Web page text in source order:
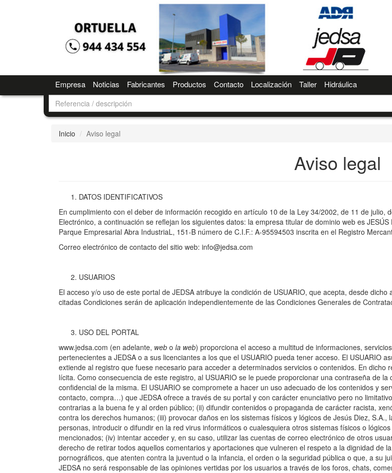
Empresa Noticias Fabricantes Productos Contacto Localización Taller Hidráulica
Inicio Aviso legal
Aviso legal
DATOS IDENTIFICATIVOS
En cumplimiento con el deber de información recogido en artículo 10 de la Ley 34/2002, de 11 de julio,
Electrónico, a continuación se reflejan los siguientes datos: la empresa titular de dominio web es
Parque Empresarial Abra IndustriaL, 151-B número de C.I.F.: A-95594503 inscrita en el Registro
Correo electrónico de contacto del sitio web: info@jedsa.com
USUARIOS
El acceso y/o uso de este portal de JEDSA atribuye la condición de USUARIO, que acepta, desde
citadas Condiciones serán de aplicación independientemente de las Condiciones Generales de
USO DEL PORTAL
www.jedsa.com (en adelante, web o la web) proporciona el acceso a multitud de informaciones,
pertenecientes a JEDSA o a sus licenciantes a los que el USUARIO pueda tener acceso. El USUARIO
extiende al registro que fuese necesario para acceder a determinados servicios o contenidos. En
lícita. Como consecuencia de este registro, al USUARIO se le puede proporcionar una contraseña de
confidencial de la misma. El USUARIO se compromete a hacer un uso adecuado de los contenidos y
contacto, compra…) que JEDSA ofrece a través de su portal y con carácter enunciativo pero no
contrarias a la buena fe y al orden público; (ii) difundir contenidos o propaganda de carácter racista,
contra los derechos humanos; (iii) provocar daños en los sistemas físicos y lógicos de Jesús Diez,
personas, introducir o difundir en la red virus informáticos o cualesquiera otros sistemas físicos o
mencionados; (iv) intentar acceder y, en su caso, utilizar las cuentas de correo electrónico de otros
derecho de retirar todos aquellos comentarios y aportaciones que vulneren el respeto a la dignidad de
pornográficos, que atenten contra la juventud o la infancia, el orden o la seguridad pública o que, a su
JEDSA no será responsable de las opiniones vertidas por los usuarios a través de los foros, chats,